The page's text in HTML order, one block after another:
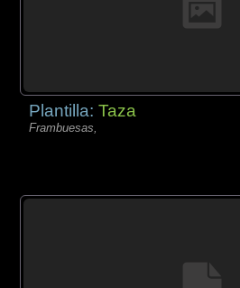
Plantilla:Taza
Frambuesas,